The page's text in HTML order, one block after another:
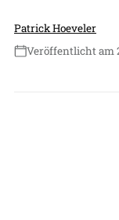
Patrick Hoeveler
Veröffentlicht am